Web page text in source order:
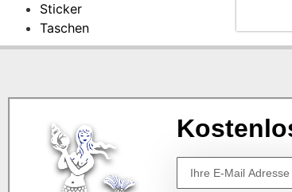
Sticker
Taschen